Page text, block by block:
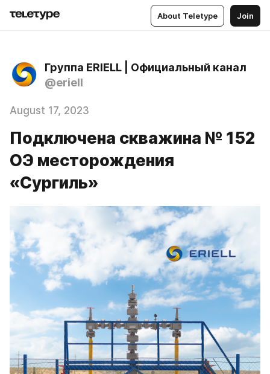
About Teletype Join
Группа ERIELL | Официальный канал
@eriell
August 17, 2023
Подключена скважина № 152
ОЭ месторождения
«Сургиль»